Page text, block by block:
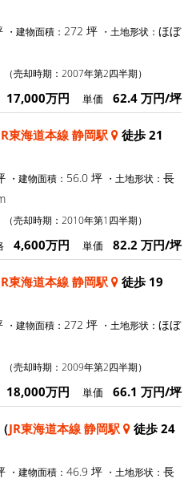
・建物面積： 272 坪 ・土地形状： ほぼ
（売却時期：2007年第2四半期）
17,000万円 単価 62.4 万円/坪
東海道本線 静岡駅
徒歩 21
・建物面積： 56.0 坪 ・土地形状： 長
（売却時期：2010年第1四半期）
4,600万円 単価 82.2 万円/坪
東海道本線 静岡駅
徒歩 19
・建物面積： 272 坪 ・土地形状： ほぼ
（売却時期：2009年第2四半期）
18,000万円 単価 66.1 万円/坪
（JR東海道本線 静岡駅
徒歩 24
・建物面積： 46.9 坪 ・土地形状： 長